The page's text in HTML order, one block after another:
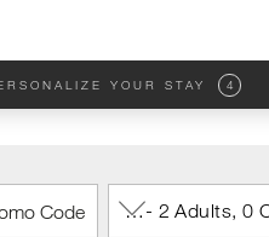
4
YOUR STAY